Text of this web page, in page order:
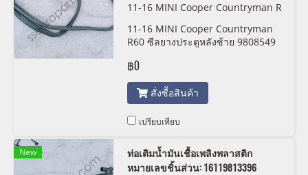
11-16 MINI Cooper Countryman R
08549 OEM
11-16 MINI Cooper Countryman
R60 ซีลยางประตูหลังซ้าย 9808549
฿0
สั่งซื้อสินค้า
เปรียบเทียบ
New
ท่อเติมน้ำมันเชื้อเพลิงพลาสติก
หมายเลขชิ้นส่วน: 16119813396